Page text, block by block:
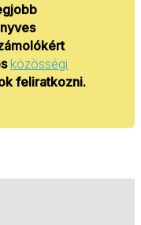
közösségi
feliratkozni.